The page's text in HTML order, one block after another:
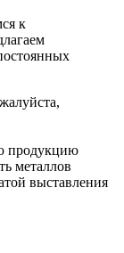
к
продукцию
металлов
выставления